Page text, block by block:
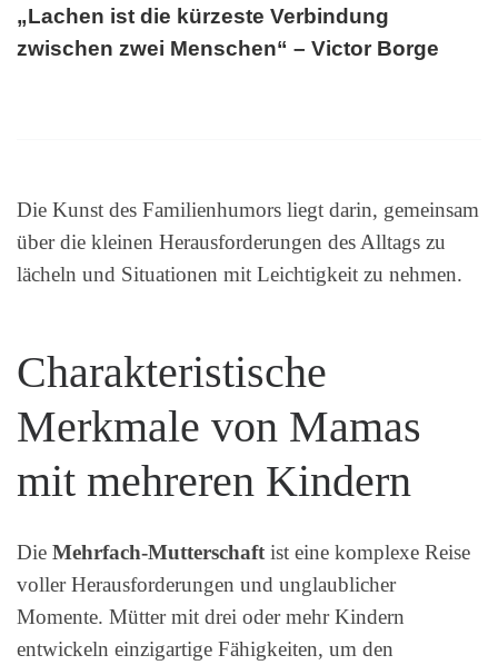
„Lachen ist die kürzeste Verbindung
zwischen zwei Menschen“ – Victor Borge
Die Kunst des Familienhumors liegt darin, gemeinsam
über die kleinen Herausforderungen des Alltags zu
lächeln und Situationen mit Leichtigkeit zu nehmen.
Charakteristische
Merkmale von Mamas
mit mehreren Kindern
Die Mehrfach-Mutterschaft ist eine komplexe Reise
voller Herausforderungen und unglaublicher
Momente. Mütter mit drei oder mehr Kindern
entwickeln einzigartige Fähigkeiten, um den